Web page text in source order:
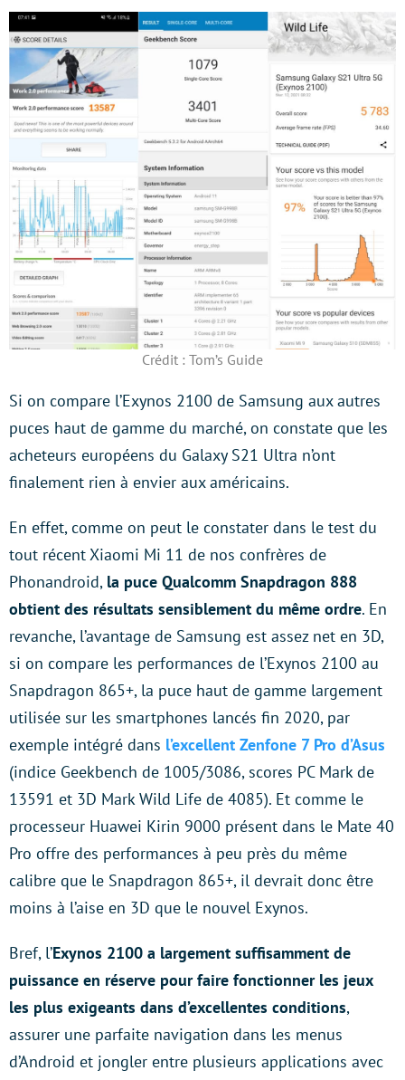
Crédit : Tom’s Guide
Si on compare l’Exynos 2100 de Samsung aux autres
puces haut de gamme du marché, on constate que les
acheteurs européens du Galaxy S21 Ultra n’ont
finalement rien à envier aux américains.
En effet, comme on peut le constater dans le test du
tout récent Xiaomi Mi 11 de nos confrères de
Phonandroid, la puce Qualcomm Snapdragon 888
obtient des résultats sensiblement du même ordre. En
revanche, l’avantage de Samsung est assez net en 3D,
si on compare les performances de l’Exynos 2100 au
Snapdragon 865+, la puce haut de gamme largement
utilisée sur les smartphones lancés fin 2020, par
exemple intégré dans l’excellent Zenfone 7 Pro d’Asus
(indice Geekbench de 1005/3086, scores PC Mark de
13591 et 3D Mark Wild Life de 4085). Et comme le
processeur Huawei Kirin 9000 présent dans le Mate 40
Pro offre des performances à peu près du même
calibre que le Snapdragon 865+, il devrait donc être
moins à l’aise en 3D que le nouvel Exynos.
Bref, l’Exynos 2100 a largement suffisamment de
puissance en réserve pour faire fonctionner les jeux
les plus exigeants dans d’excellentes conditions,
assurer une parfaite navigation dans les menus
d’Android et jongler entre plusieurs applications avec